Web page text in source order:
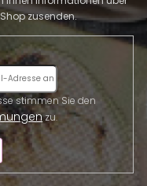
zusenden.
zu.